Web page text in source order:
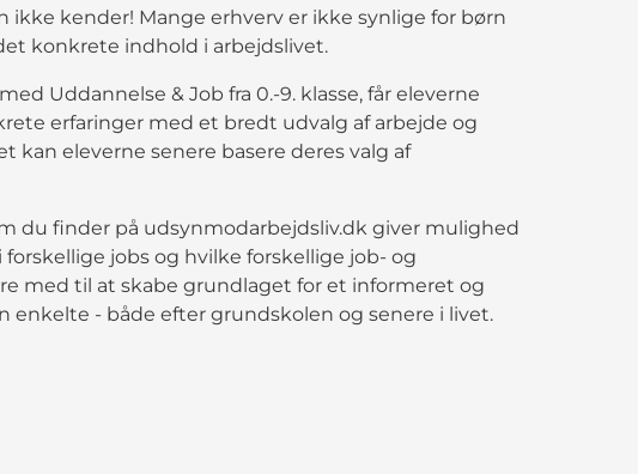
kender! Mange erhverv er ikke synlige for børn
konkrete indhold i arbejdslivet.
Uddannelse & Job fra 0.-9. klasse, får eleverne
erfaringer med et bredt udvalg af arbejde og
kan eleverne senere basere deres valg af
du finder på udsynmodarbejdsliv.dk giver mulighed
jobs og hvilke forskellige job- og
med til at skabe grundlaget for et informeret og
- både efter grundskolen og senere i livet.